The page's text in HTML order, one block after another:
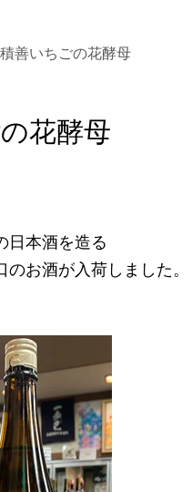
積善いちごの花酵母
花酵母
日本酒を造る
お酒が入荷しました。